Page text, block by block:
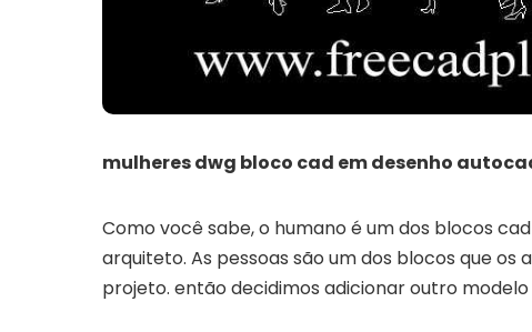
mulheres dwg bloco cad em desenho
Como você sabe, o humano é um dos blocos
arquiteto. As pessoas são um dos blocos que
projeto. então decidimos adicionar outro